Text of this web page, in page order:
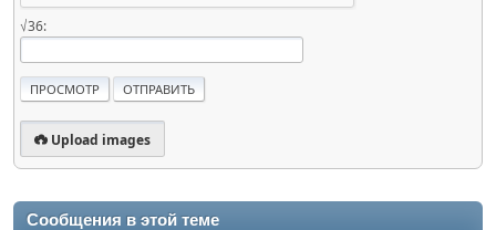
√36:
Upload images
Сообщения в этой теме